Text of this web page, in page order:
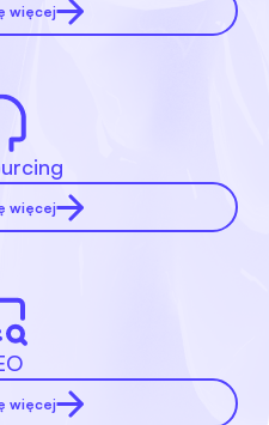
więcej
więcej
więcej